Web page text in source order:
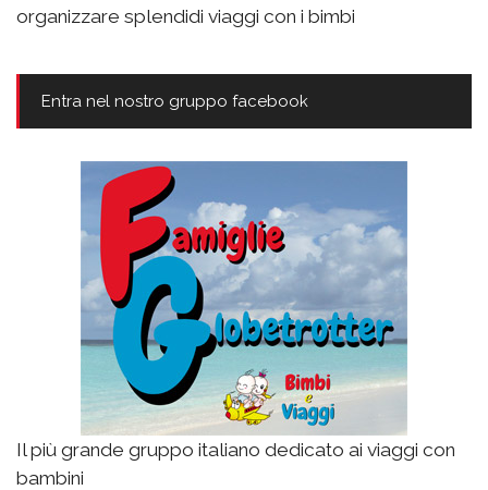
organizzare splendidi viaggi con i bimbi
Entra nel nostro gruppo facebook
Il più grande gruppo italiano dedicato ai viaggi con
bambini